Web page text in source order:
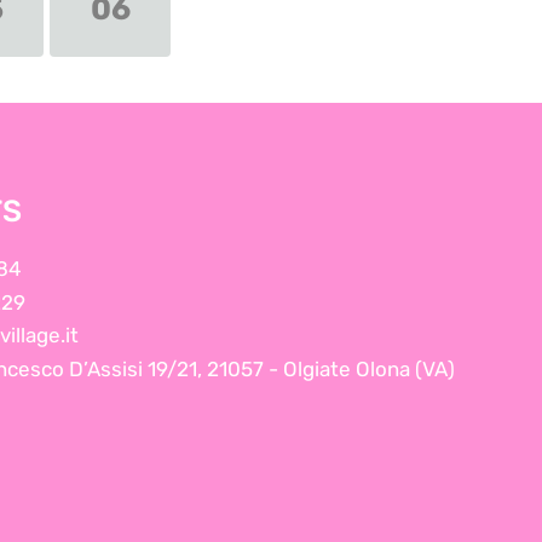
06
D’Assisi 19/21, 21057 - Olgiate Olona (VA)